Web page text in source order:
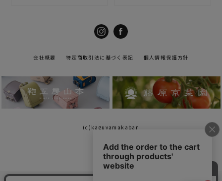
会社概要 特定商取引法に基づく表記 個人情報保護方針
(c)kaguyamakaban